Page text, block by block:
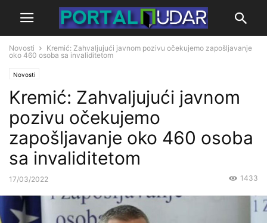
Novosti
Kremić: Zahvaljujući javnom pozivu očekujemo zapošljavanje
oko 460 osoba sa invaliditetom
Novosti
Kremić: Zahvaljujući javnom
pozivu očekujemo
zapošljavanje oko 460 osoba
sa invaliditetom
17/03/2022 1433